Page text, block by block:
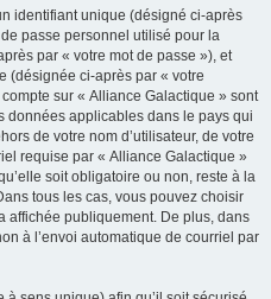
identifiant unique (désigné ci-après
passe personnel utilisé pour la
par « votre mot de passe »), et
(désignée ci-après par « votre
sur « Alliance Galactique » sont
données applicables dans le pays qui
de votre nom d’utilisateur, de votre
requise par « Alliance Galactique »
soit obligatoire ou non, reste à la
tous les cas, vous pouvez choisir
affichée publiquement. De plus, dans
à l’envoi automatique de courriel par